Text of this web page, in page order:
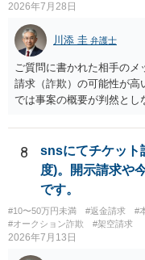
2026年7月28日
川添 圭 弁護士
ご質問に書かれた相手のメ
請求（詐欺）の可能性が高
では事案の概要が判然とし
画面を見て貰いながらアド
8
snsにてチケット
度)。開示請求や
です。
#10〜50万円未満 #返金請求 #
#オークション詐欺
#架空請求
2026年7月13日